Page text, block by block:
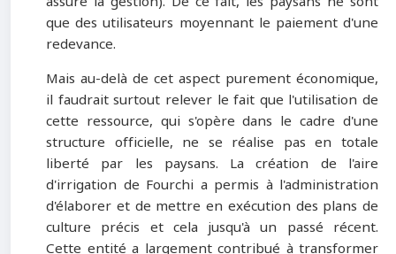
que des utilisateurs moyennant le paiement d'une
redevance.
Mais au-delà de cet aspect purement économique,
il faudrait surtout relever le fait que l'utilisation de
cette ressource, qui s'opère dans le cadre d'une
structure officielle, ne se réalise pas en totale
liberté par les paysans. La création de l'aire
d'irrigation de Fourchi a permis à l'administration
d'élaborer et de mettre en exécution des plans de
culture précis et cela jusqu'à un passé récent.
Cette entité a largement contribué à transformer